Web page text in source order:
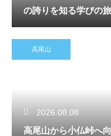
の誇りを知る学びの旅
高尾山
2026.08.08
高尾山から小仏峠へ